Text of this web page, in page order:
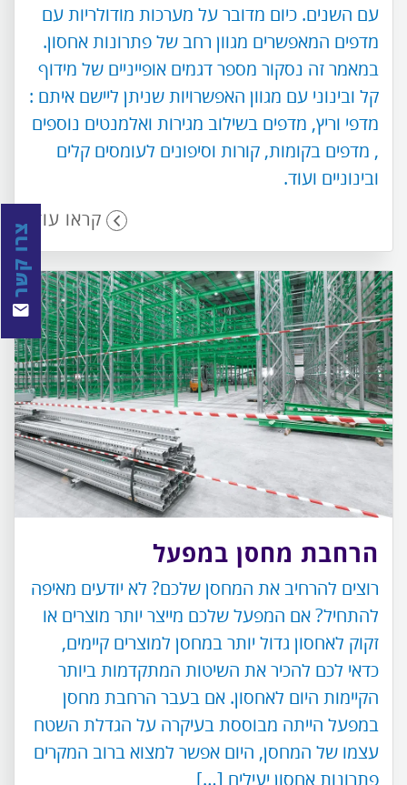
צרו קשר
עם השנים. כיום מדובר על מערכות מודולריות עם
מדפים המאפשרים מגוון רחב של פתרונות אחסון.
במאמר זה נסקור מספר דגמים אופייניים של מידוף
קל ובינוני עם מגוון האפשרויות שניתן ליישם איתם :
מדפי וריץ, מדפים בשילוב מגירות ואלמנטים נוספים
, מדפים בקומות, קורות וסיפונים לעומסים קלים
ובינוניים ועוד.
קראו עוד
הרחבת מחסן במפעל
רוצים להרחיב את המחסן שלכם? לא יודעים מאיפה
להתחיל? אם המפעל שלכם מייצר יותר מוצרים או
זקוק לאחסון גדול יותר במחסן למוצרים קיימים,
כדאי לכם להכיר את השיטות המתקדמות ביותר
הקיימות היום לאחסון. אם בעבר הרחבת מחסן
במפעל הייתה מבוססת בעיקרה על הגדלת השטח
עצמו של המחסן, היום אפשר למצוא ברוב המקרים
פתרונות אחסון יעילים […]